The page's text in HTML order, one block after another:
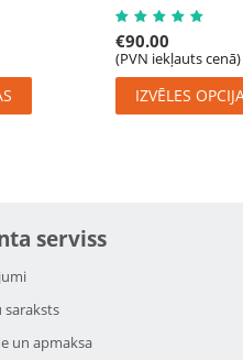
€90.00
(PVN iekļauts cenā)
IZVĒLES
serviss
saraksts
un apmaksa